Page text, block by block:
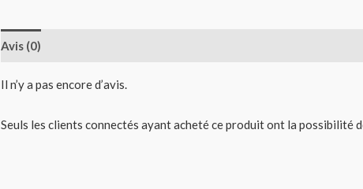
Avis (0)
Il n’y a pas encore d’avis.
Seuls les clients connectés ayant acheté ce produit ont la possibilité